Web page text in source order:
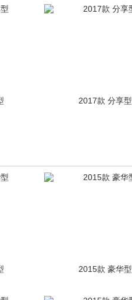
2017款 分享型
2015款 豪华型